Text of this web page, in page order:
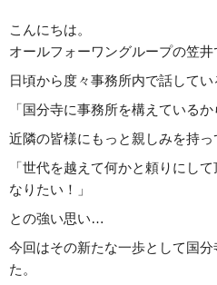
こんにちは。
オールフォーワングループの笠井
日頃から度々事務所内で話してい
「国分寺に事務所を構えている
近隣の皆様にもっと親しみを持っ
「世代を越えて何かと頼りにし
なりたい！」
との強い思い…
今回はその新たな一歩として国
た。